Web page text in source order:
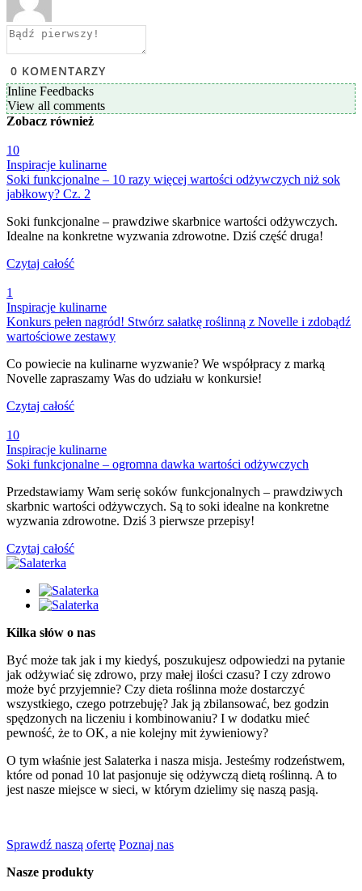
0 KOMENTARZY
Inline Feedbacks
View all comments
Zobacz również
10
Inspiracje kulinarne
Soki funkcjonalne – 10 razy więcej wartości odżywczych niż sok
jabłkowy? Cz. 2
Soki funkcjonalne – prawdziwe skarbnice wartości odżywczych.
Idealne na konkretne wyzwania zdrowotne. Dziś część druga!
Czytaj całość
1
Inspiracje kulinarne
Konkurs pełen nagród! Stwórz sałatkę roślinną z Novelle i zdobądź
wartościowe zestawy
Co powiecie na kulinarne wyzwanie? We współpracy z marką
Novelle zapraszamy Was do udziału w konkursie!
Czytaj całość
10
Inspiracje kulinarne
Soki funkcjonalne – ogromna dawka wartości odżywczych
Przedstawiamy Wam serię soków funkcjonalnych – prawdziwych
skarbnic wartości odżywczych. Są to soki idealne na konkretne
wyzwania zdrowotne. Dziś 3 pierwsze przepisy!
Czytaj całość
Kilka słów o nas
Być może tak jak i my kiedyś, poszukujesz odpowiedzi na pytanie
jak odżywiać się zdrowo, przy małej ilości czasu? I czy zdrowo
może być przyjemnie? Czy dieta roślinna może dostarczyć
wszystkiego, czego potrzebuję? Jak ją zbilansować, bez godzin
spędzonych na liczeniu i kombinowaniu? I w dodatku mieć
pewność, że to OK, a nie kolejny mit żywieniowy?
O tym właśnie jest Salaterka i nasza misja. Jesteśmy rodzeństwem,
które od ponad 10 lat pasjonuje się odżywczą dietą roślinną. A to
jest nasze miejsce w sieci, w którym dzielimy się naszą pasją.
Sprawdź naszą ofertę Poznaj nas
Nasze produkty